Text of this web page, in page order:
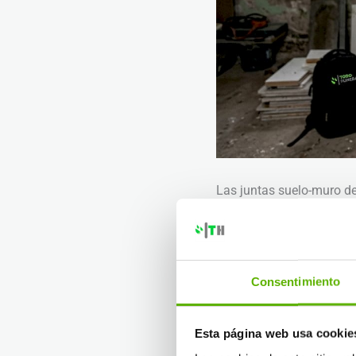
Consentimiento
Esta página web usa
Las juntas suelo-muro
moderada. Con el
antihumedad